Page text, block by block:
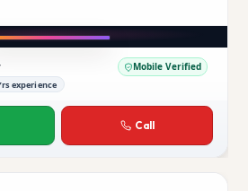
Mobile Verified
experience
Call